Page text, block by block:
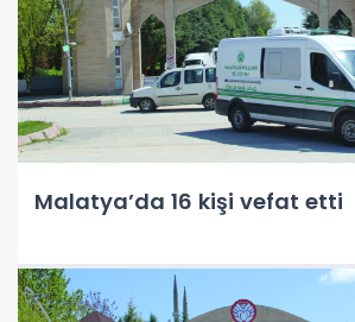
Malatya’da 16 kişi vefat etti